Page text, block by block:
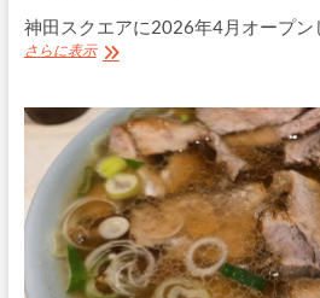
ラ
ー
神田スクエアに2026年4月オープ
さらに表示神
ク
エ
ア
「幻
の
五
島
う
ど